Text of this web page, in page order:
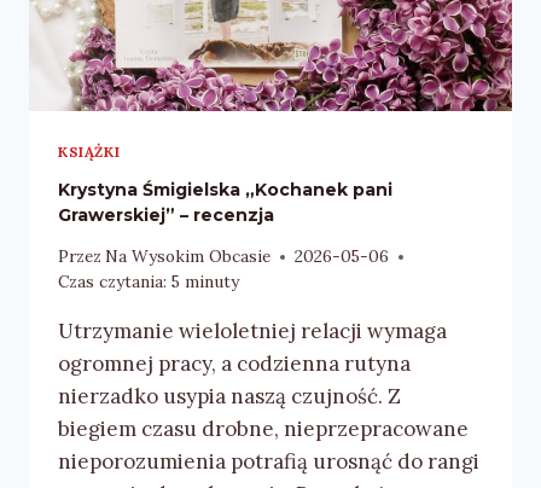
KSIĄŻKI
Krystyna Śmigielska „Kochanek pani
Grawerskiej” – recenzja
Przez Na Wysokim Obcasie
2026-05-06
Czas czytania: 5 minuty
Utrzymanie wieloletniej relacji wymaga
ogromnej pracy, a codzienna rutyna
nierzadko usypia naszą czujność. Z
biegiem czasu drobne, nieprzepracowane
nieporozumienia potrafią urosnąć do rangi